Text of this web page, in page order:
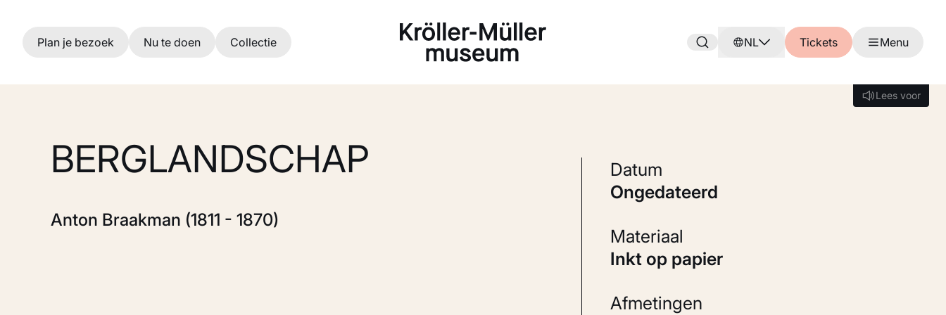
Ga naar hoofdinhoud
Plan je bezoek Nu te doen Collectie NL Tickets Menu
Lees voor
Lees voor
BERGLANDSCHAP
Anton Braakman (1811 - 1870)
Datum
ongedateerd
Materiaal
Inkt op papier
Afmetingen